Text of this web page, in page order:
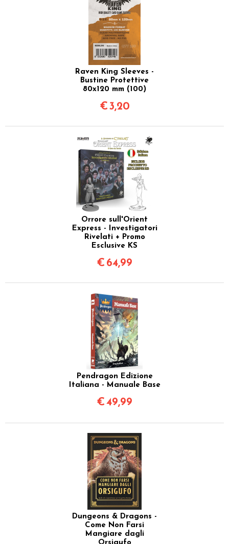
Raven King Sleeves -
Bustine Protettive
80x120 mm (100)
€3,20
Orrore sull'Orient
Express - Investigatori
Rivelati + Promo
Esclusive KS
€ 64,99
Pendragon Edizione
Italiana - Manuale Base
€49,99
Dungeons & Dragons -
Come Non Farsi
Mangiare dagli